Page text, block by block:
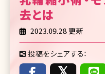
去とは
2023.09.28 更新
投稿をシェアする：